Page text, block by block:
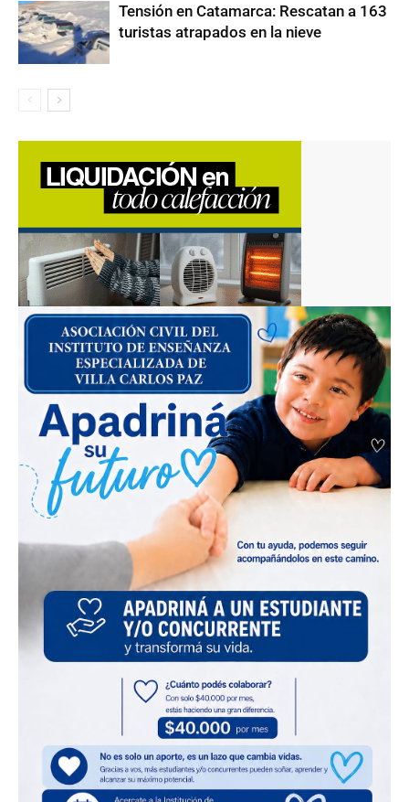
Tensión en Catamarca: Rescatan a 163
turistas atrapados en la nieve